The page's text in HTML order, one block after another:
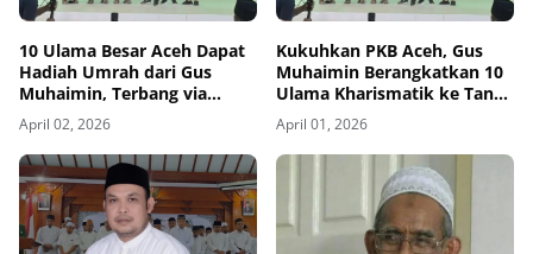
10 Ulama Besar Aceh Dapat
Hadiah Umrah dari Gus
Muhaimin, Terbang via
MUDI Travel
April 02, 2026
Kukuhkan PKB Aceh, Gus
Muhaimin Berangkatkan 10
Ulama Kharismatik ke Tanah
Suci
April 01, 2026